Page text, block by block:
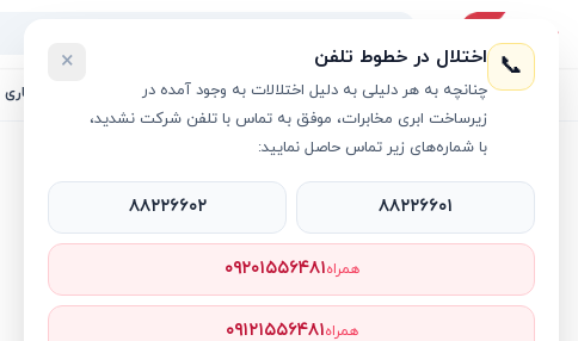
لیست محصولات خرید اقساطی خرید سازمانی فروش عمده و همکاری
X4 محصولاتX4Tech
📞 اختلال در خطوط تلفن
چنانچه به هر دلیلی به دلیل اختلالات به وجود آمده در
زیرساخت ابری مخابرات، موفق به تماس با تلفن شرکت نشدید،
با شماره‌های زیر تماس حاصل نمایید:
×
۸۸۲۲۶۶۰۱ ۸۸۲۲۶۶۰۲
همراه۰۹۲۰۱۵۵۶۴۸۱
همراه۰۹۱۲۱۵۵۶۴۸۱